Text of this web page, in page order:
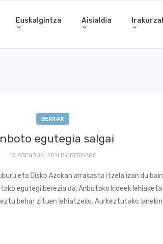
Euskalgintza Aisialdia
BERRIAK
egutegia salgai
13 ABENDUA, 2011 BY BERBARO
eta Disko Azokan arrakasta itzela izan du
egutegi berezia da. Anbotoko kideek
behar zituen lehiatzeko. Aurkeztutako